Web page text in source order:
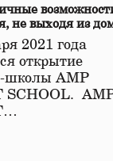
не выходя из
2021 года
открытие
школы АМР
SCHOOL.